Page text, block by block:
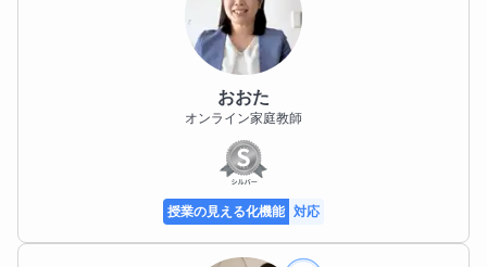
マラソン、自転車、水泳など、持久力系が得意です。
フルマラソンの大会で42.195kmの完走経験もありま
現在は日課のトレーニングで体力づくりを継続中で
す。
というケースは決してございませんので、ご安心いた
だけますと幸いです。
また、よくありがちな追加授業の強引な勧誘も一切い
のみ、お引き受けさせていただきますので、よろしく
お願いいたします。
おおた
オンライン家庭教師
授業の見える化機能 対応